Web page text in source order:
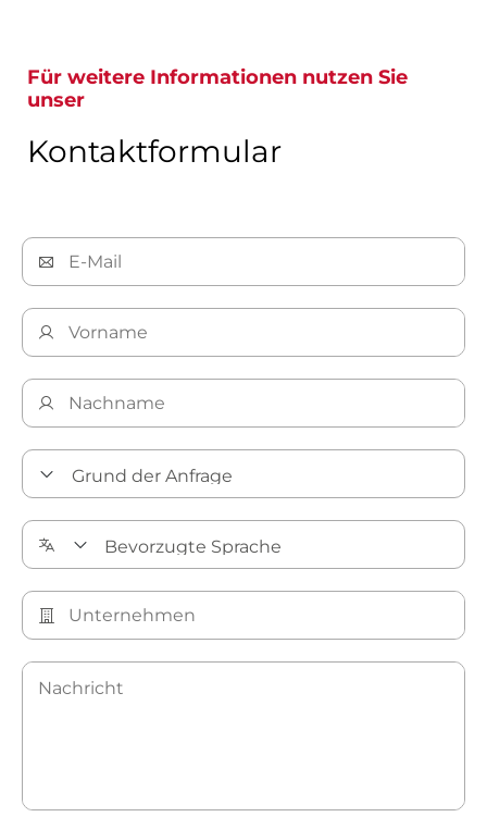
Für weitere Informationen nutzen Sie
unser
Kontaktformular